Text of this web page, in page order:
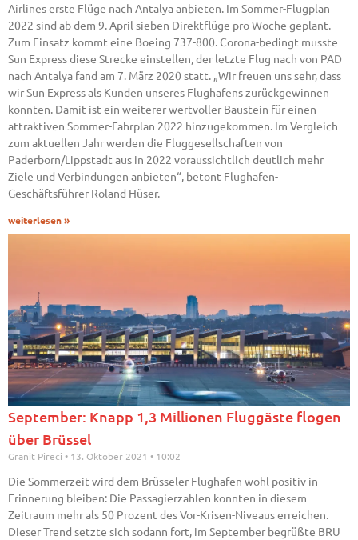
Airlines erste Flüge nach Antalya anbieten. Im Sommer-Flugplan
2022 sind ab dem 9. April sieben Direktflüge pro Woche geplant.
Zum Einsatz kommt eine Boeing 737-800. Corona-bedingt musste
Sun Express diese Strecke einstellen, der letzte Flug nach von PAD
nach Antalya fand am 7. März 2020 statt. „Wir freuen uns sehr, dass
wir Sun Express als Kunden unseres Flughafens zurückgewinnen
konnten. Damit ist ein weiterer wertvoller Baustein für einen
attraktiven Sommer-Fahrplan 2022 hinzugekommen. Im Vergleich
zum aktuellen Jahr werden die Fluggesellschaften von
Paderborn/Lippstadt aus in 2022 voraussichtlich deutlich mehr
Ziele und Verbindungen anbieten“, betont Flughafen-
Geschäftsführer Roland Hüser.
weiterlesen »
September: Knapp 1,3 Millionen Fluggäste flogen
über Brüssel
Granit Pireci 13. Oktober 2021 10:02
Die Sommerzeit wird dem Brüsseler Flughafen wohl positiv in
Erinnerung bleiben: Die Passagierzahlen konnten in diesem
Zeitraum mehr als 50 Prozent des Vor-Krisen-Niveaus erreichen.
Dieser Trend setzte sich sodann fort, im September begrüßte BRU